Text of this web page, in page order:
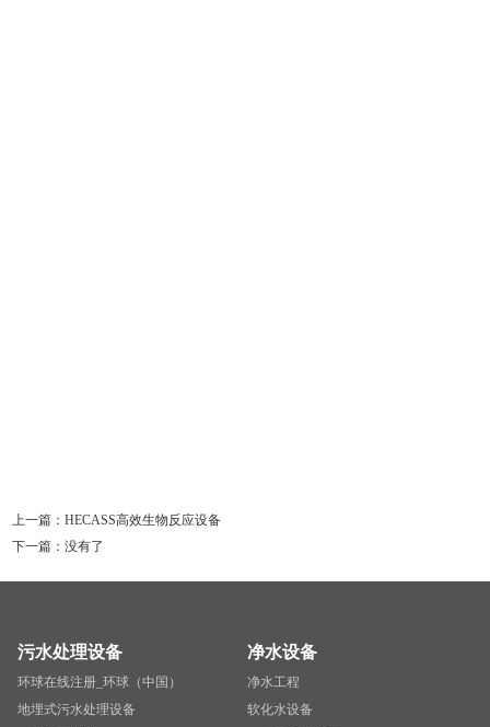
上一篇：HECASS高效生物反应设备
下一篇：没有了
污水处理设备
环球在线注册_环球（中国）
地埋式污水处理设备
净水设备
净水工程
软化水设备